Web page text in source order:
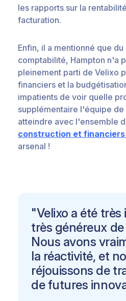
les rapports sur la
facturation.
Enfin, il a mentionné que
comptabilité, Hampton n'a
pleinement parti de Velixo
financiers et la
impatients de voir quelle
supplémentaire l'équipe de
atteindre avec l'ensemble
construction et financiers
arsenal !
"Velixo a été
très généreux
Nous avons
la réactivité, et
réjouissons de
de futures